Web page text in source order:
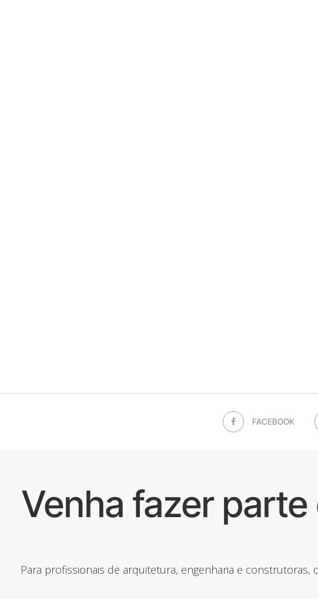
FACEBOOK
Venha fazer
Para profissionais de arquitetura, engenharia e